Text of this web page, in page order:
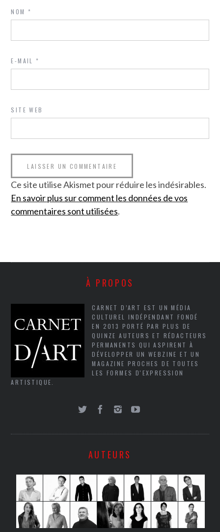
NOM*
E-MAIL*
SITE WEB
Ce site utilise Akismet pour réduire les indésirables.
En savoir plus sur comment les données de vos
commentaires sont utilisées.
À PROPOS
CARNET D’ART EST UN MÉDIA
CULTUREL INDÉPENDANT FONDÉ
EN 2013 PORTÉ PAR PLUS DE
QUINZE AUTEURS ET RÉDACTEURS
PERMANENTS QUI ASPIRENT À
DÉVELOPPER UN WEBZINE ET UN
MAGAZINE PROCHES DE TOUTES
LES FORMES D'EXPRESSION
ARTISTIQUE.
AUTEURS